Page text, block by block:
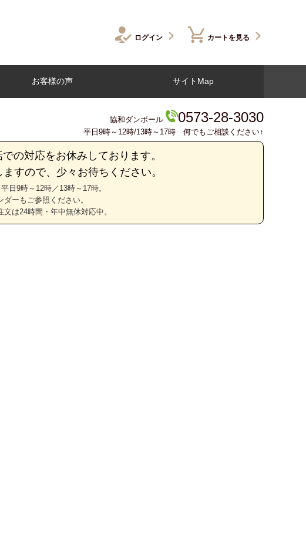
ログイン カートを見る
お客様の声 サイトMap
協和ダンボール 0573-28-3030
平日9時～12時/13時～17時 何でもご相談ください↑
の対応をお休みしております。
すので、少々お待ちください。
日9時～12時／13時～17時。
ダーもご参照ください。
文は24時間・年中無休対応中。